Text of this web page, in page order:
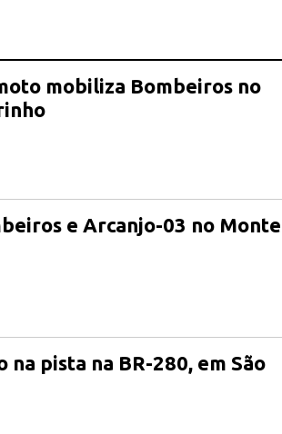
mobiliza Bombeiros no
e Arcanjo-03 no Monte
pista na BR-280, em São